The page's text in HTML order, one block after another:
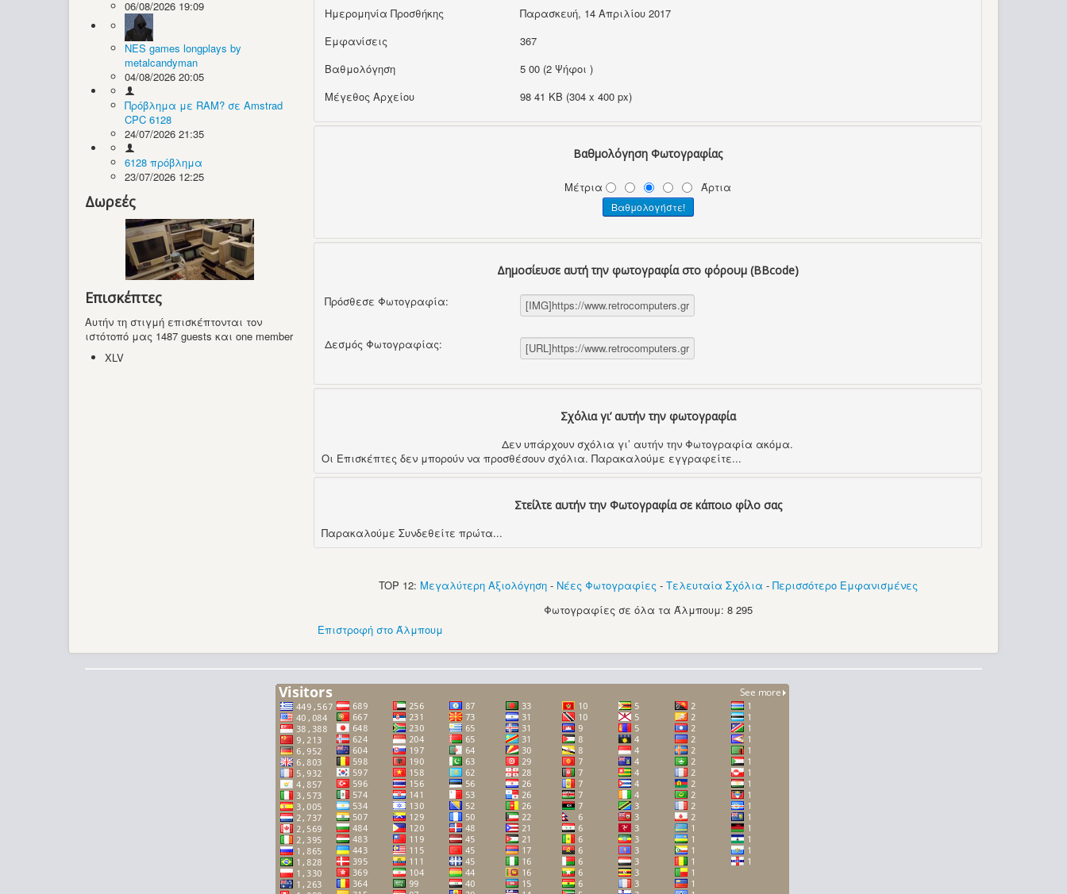
06/08/2026 19:09
NES games longplays by
metalcandyman
04/08/2026 20:05
Πρόβλημα με RAM? σε Amstrad
CPC 6128
24/07/2026 21:35
6128 πρόβλημα
23/07/2026 12:25
Δωρεές
Επισκέπτες
Αυτήν τη στιγμή επισκέπτονται τον
ιστότοπό μας 1487 guests και one member
XLV
Ημερομηνία Προσθήκης
Παρασκευή, 14 Απριλίου 2017
Εμφανίσεις
367
Βαθμολόγηση
5 00 (2 Ψήφοι )
Μέγεθος Αρχείου
98 41 KB (304 x 400 px)
Βαθμολόγηση Φωτογραφίας
Μέτρια Άρτια
Δημοσίευσε αυτή την φωτογραφία στο φόρουμ (BBcode)
Πρόσθεσε Φωτογραφία:
Δεσμός Φωτογραφίας:
Σχόλια γι’ αυτήν την φωτογραφία
Δεν υπάρχουν σχόλια γι’ αυτήν την Φωτογραφία ακόμα.
Οι Επισκέπτες δεν μπορούν να προσθέσουν σχόλια. Παρακαλούμε εγγραφείτε...
Στείλτε αυτήν την Φωτογραφία σε κάποιο φίλο σας
Παρακαλούμε Συνδεθείτε πρώτα...
TOP 12: Μεγαλύτερη Αξιολόγηση- Νέες Φωτογραφίες - Τελευταία Σχόλια - Περισσότερο Εμφανισμένες
Φωτογραφίες σε όλα τα Άλμπουμ: 8 295
Επιστροφή στο Άλμπουμ